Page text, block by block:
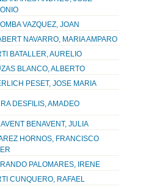
VAZQUEZ, JOAN
NAVARRO, MARIA AMPARO
BATALLER, AURELIO
BLANCO, ALBERTO
PESET, JOSE MARIA
DESFILIS, AMADEO
BENAVENT, JULIA
HORNOS, FRANCISCO
PALOMARES, IRENE
CUNQUERO, RAFAEL